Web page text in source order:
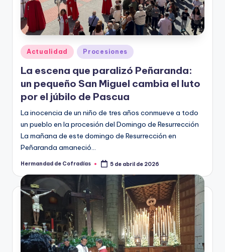
Publicado
en
Actualidad Procesiones
La escena que paralizó Peñaranda:
un pequeño San Miguel cambia el luto
por el júbilo de Pascua
La inocencia de un niño de tres años conmueve a todo
un pueblo en la procesión del Domingo de Resurrección
La mañana de este domingo de Resurrección en
por